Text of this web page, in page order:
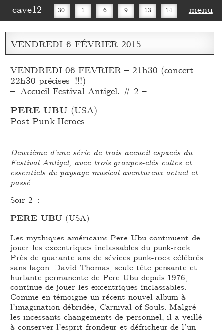
cave12 30 1 6 9 13 14
16 20 27 30
menu
VENDREDI 6 FÉVRIER 2015
VENDREDI 06 FEVRIER – 21h30 (concert
22h30 précises !!!)
– Accueil Festival Antigel, # 2 –
PERE UBU (USA)
Post Punk Heroes
Deuxième d’une série de trois accueil espacés du
Festival Antigel, avec trois groupes-clés cultes et
essentiels du paysage musical aventureux actuel et
passé.
Soir 2 :
PERE UBU (USA)
Les mythiques américains Pere Ubu continuent de
jouer les excentriques inclassables du punk-rock.
Près de quarante ans de sévices punk-rock célébrés
sans façon. David Thomas, seule tête pensante et
hurlante permanente de Pere Ubu depuis 1976,
continue de jouer les excentriques inclassables.
Comme en témoigne un récent nouvel album à
l’imagination débridée, Carnival of Souls. Malgré
les incessants changements de personnel, il a veillé
à conserver l’esprit frondeur et défricheur de l’un